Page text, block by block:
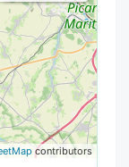
contributors